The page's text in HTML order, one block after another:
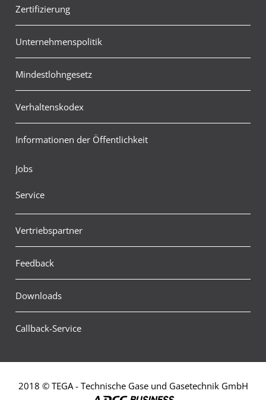
Zertifizierung
Unternehmenspolitik
Mindestlohngesetz
Verhaltenskodex
Informationen der Öffentlichkeit
Jobs
Service
Vertriebspartner
Feedback
Downloads
Callback-Service
2018 © TEGA - Technische Gase und Gasetechnik GmbH